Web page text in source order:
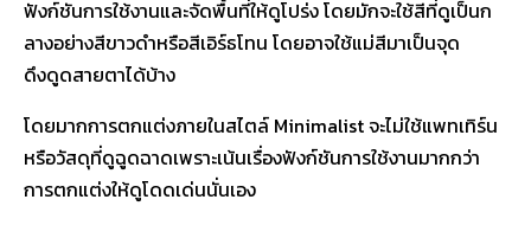
ฟังก์ชันการใช้งานและจัดพื้นที่ให้ดูโปร่ง โดยมักจะใช้สีที่ดูเป็นก
ลางอย่างสีขาวดำหรือสีเอิร์ธโทน โดยอาจใช้แม่สีมาเป็นจุด
ดึงดูดสายตาได้บ้าง
โดยมากการตกแต่งภายในสไตล์ Minimalist จะไม่ใช้แพทเทิร์น
หรือวัสดุที่ดูฉูดฉาดเพราะเน้นเรื่องฟังก์ชันการใช้งานมากกว่า
การตกแต่งให้ดูโดดเด่นนั่นเอง